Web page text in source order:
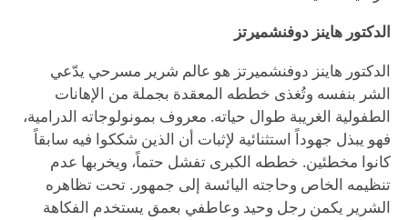
الدكتور هاينز دوفنشميرتز
الدكتور هاينز دوفنشميرتز هو عالم شرير مسرحي يدّعي
الشر بنفسه وتُغذى خططه المعقدة بجملة من الإهانات
الطفولية الغريبة طوال حياته. معروف بمونولوجاته الدرامية،
فهو يبذل جهوداً استثنائية لإثبات أن الذين شككوا فيه سابقاً
كانوا مخطئين. خططه الكبرى تفشل حتماً، ويخربها عدم
تنظيمه الخاص وحاجته اليائسة إلى جمهور. تحت تظاهره
الشرير يكمن رجل وحيد وعاطفي بعمق يستخدم الفكاهة